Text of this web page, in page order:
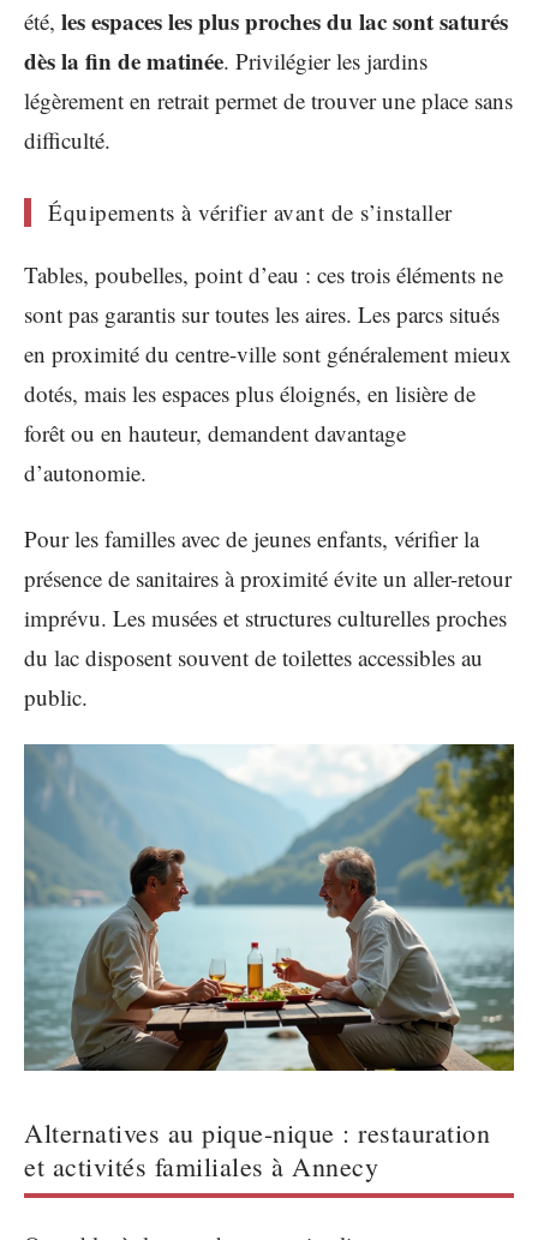
été, les espaces les plus proches du lac sont saturés
dès la fin de matinée. Privilégier les jardins
légèrement en retrait permet de trouver une place sans
difficulté.
Équipements à vérifier avant de s’installer
Tables, poubelles, point d’eau : ces trois éléments ne
sont pas garantis sur toutes les aires. Les parcs situés
en proximité du centre-ville sont généralement mieux
dotés, mais les espaces plus éloignés, en lisière de
forêt ou en hauteur, demandent davantage
d’autonomie.
Pour les familles avec de jeunes enfants, vérifier la
présence de sanitaires à proximité évite un aller-retour
imprévu. Les musées et structures culturelles proches
du lac disposent souvent de toilettes accessibles au
public.
Alternatives au pique-nique : restauration
et activités familiales à Annecy